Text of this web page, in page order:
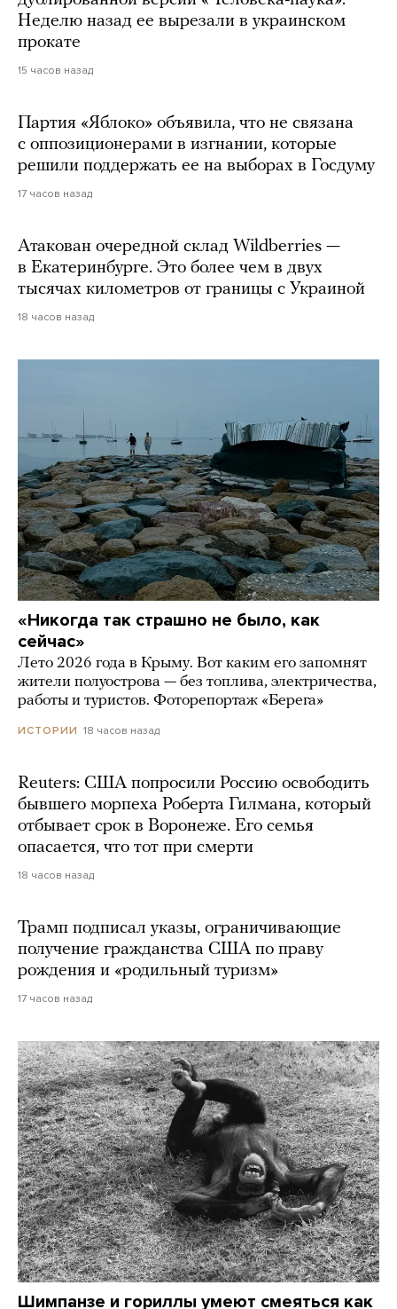
Неделю назад ее вырезали в украинском
прокате
15 часов назад
Партия «Яблоко» объявила, что не связана
с оппозиционерами в изгнании, которые
решили поддержать ее на выборах в Госдуму
17 часов назад
Атакован очередной склад Wildberries —
в Екатеринбурге. Это более чем в двух
тысячах километров от границы с Украиной
18 часов назад
«Никогда так страшно не было, как
сейчас»
Лето 2026 года в Крыму. Вот каким его запомнят
жители полуострова — без топлива, электричества,
работы и туристов. Фоторепортаж «Берега»
ИСТОРИИ 18 часов назад
Reuters: США попросили Россию освободить
бывшего морпеха Роберта Гилмана, который
отбывает срок в Воронеже. Его семья
опасается, что тот при смерти
18 часов назад
Трамп подписал указы, ограничивающие
получение гражданства США по праву
рождения и «родильный туризм»
17 часов назад
Шимпанзе и гориллы умеют смеяться как